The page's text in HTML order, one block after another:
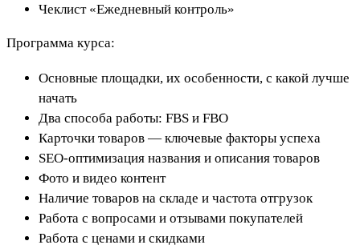
Чеклист «Ежедневный контроль»
Программа курса:
Основные площадки, их особенности, с какой лучше
начать
Два способа работы: FBS и FBO
Карточки товаров — ключевые факторы успеха
SEO-оптимизация названия и описания товаров
Фото и видео контент
Наличие товаров на складе и частота отгрузок
Работа с вопросами и отзывами покупателей
Работа с ценами и скидками